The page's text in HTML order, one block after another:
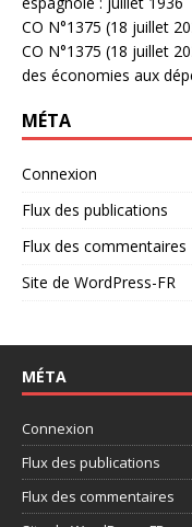
CO N°1375 (18 juillet
CO N°1375 (18 juillet
des économies aux
MÉTA
Connexion
Flux des publications
Flux des commentaires
Site de WordPress-FR
MÉTA
Connexion
Flux des publications
Flux des commentaires